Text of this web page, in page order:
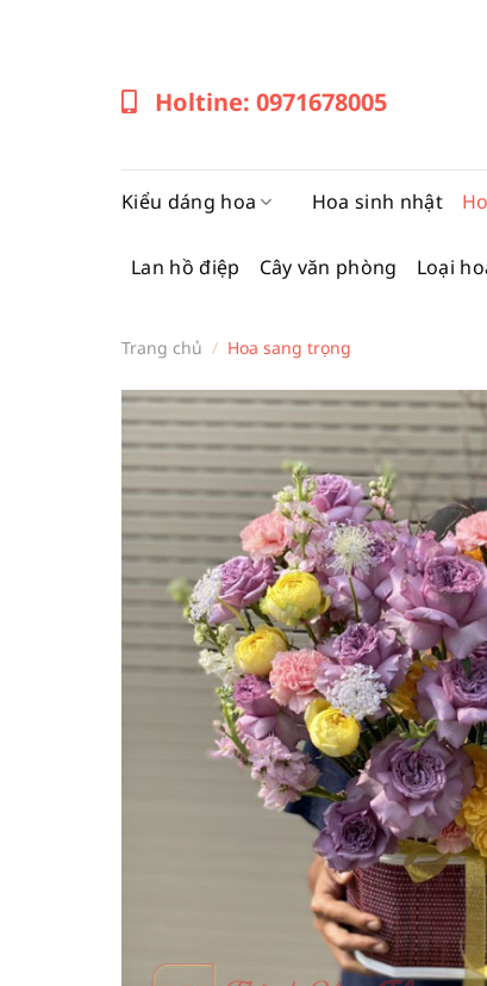
Holtine: 0971678005
Kiểu dáng hoa Hoa sinh nhật
Lan hồ điệp Cây văn phòng Loại
Trang chủ / Hoa sang trọng